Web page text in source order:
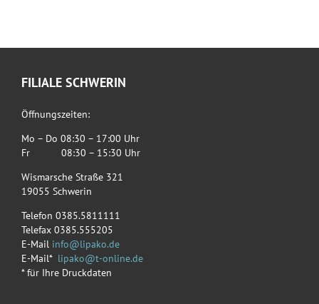
FILIALE SCHWERIN
Öffnungszeiten:
Mo – Do 08:30 – 17:00 Uhr
Fr 08:30 – 15:30 Uhr
Wismarsche Straße 321
19055 Schwerin
Telefon 0385.5811111
Telefax 0385.555205
E-Mail info@lipako.de
E-Mail* lipako@t-online.de
* für Ihre Druckdaten